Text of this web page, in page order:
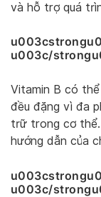
và hỗ trợ quá
u003c/
Vitamin B có
đều đặng vì đa
trữ trong cơ
hướng dẫn của
u003c/